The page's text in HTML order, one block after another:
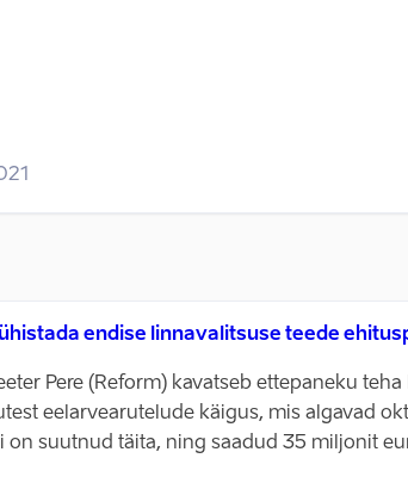
endise linnavalitsuse teede
Pere (Reform) kavatseb ettepaneku
eelarvearutelude käigus, mis algavad
suutnud täita, ning saadud 35 miljonit